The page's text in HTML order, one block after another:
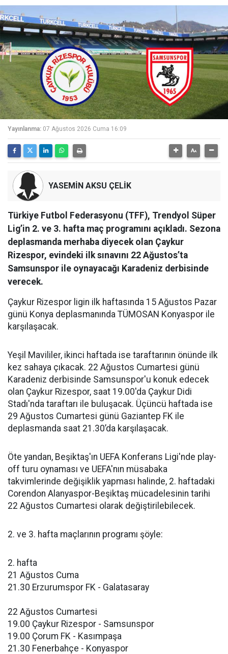
Yayınlanma: 07 Ağustos 2026 Cuma 16:09
YASEMİN AKSU ÇELİK
Türkiye Futbol Federasyonu (TFF), Trendyol Süper
Lig’in 2. ve 3. hafta maç programını açıkladı. Sezona
deplasmanda merhaba diyecek olan Çaykur
Rizespor, evindeki ilk sınavını 22 Ağustos’ta
Samsunspor ile oynayacağı Karadeniz derbisinde
verecek.
Çaykur Rizespor ligin ilk haftasında 15 Ağustos Pazar
günü Konya deplasmanında TÜMOSAN Konyaspor ile
karşılaşacak.
Yeşil Mavililer, ikinci haftada ise taraftarının önünde ilk
kez sahaya çıkacak. 22 Ağustos Cumartesi günü
Karadeniz derbisinde Samsunspor'u konuk edecek
olan Çaykur Rizespor, saat 19.00'da Çaykur Didi
Stadı'nda taraftarı ile buluşacak. Üçüncü haftada ise
29 Ağustos Cumartesi günü Gaziantep FK ile
deplasmanda saat 21.30’da karşılaşacak.
Öte yandan, Beşiktaş'ın UEFA Konferans Ligi'nde play-
off turu oynaması ve UEFA'nın müsabaka
takvimlerinde değişiklik yapması halinde, 2. haftadaki
Corendon Alanyaspor-Beşiktaş mücadelesinin tarihi
22 Ağustos Cumartesi olarak değiştirilebilecek.
2. ve 3. hafta maçlarının programı şöyle:
2. hafta
21 Ağustos Cuma
21.30 Erzurumspor FK - Galatasaray
22 Ağustos Cumartesi
19.00 Çaykur Rizespor - Samsunspor
19.00 Çorum FK - Kasımpaşa
21.30 Fenerbahçe - Konyaspor